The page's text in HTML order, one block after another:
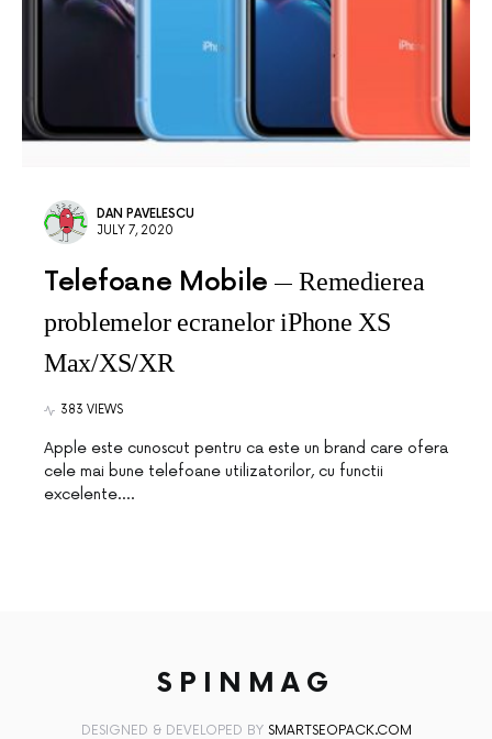
DAN PAVELESCU
JULY 7, 2020
Telefoane Mobile
Remedierea
problemelor ecranelor iPhone XS
Max/XS/XR
383 VIEWS
Apple este cunoscut pentru ca este un brand care ofera
cele mai bune telefoane utilizatorilor, cu functii
excelente.…
SPINMAG
DESIGNED & DEVELOPED BY SMARTSEOPACK.COM